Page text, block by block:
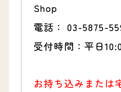
Shop
電話： 03-5875-
受付時間：平日
お持ち込みまたは